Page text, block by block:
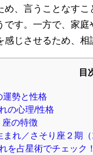
め、言うことなす
です。一方で、家
感じさせるため、
目
運勢と性格
の心理/性格
の特徴
まれ／さそり座２期（
を占星術でチェック！